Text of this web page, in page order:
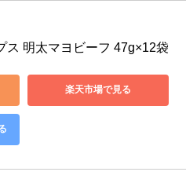
ス 明太マヨビーフ 47g×12袋
楽天市場で見る